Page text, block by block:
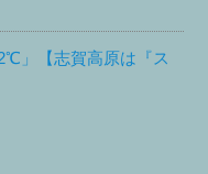
」【志賀高原は『ス